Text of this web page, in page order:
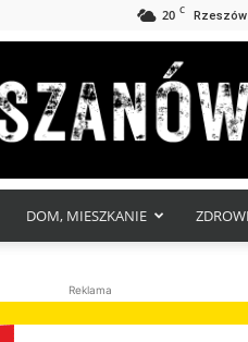
20 C Rzeszów
DOM, MIESZKANIE
Reklama